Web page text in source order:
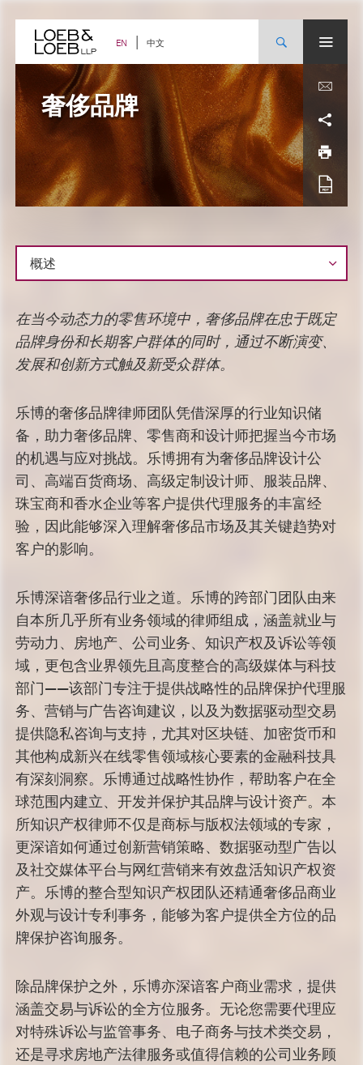
content EN 中文
奢侈品牌
概
述
在当今动态力的零售环境中，奢侈品牌在忠于既定
品牌身份和长期客户群体的同时，通过不断演变、
发展和创新方式触及新受众群体。
乐博的奢侈品牌律师团队凭借深厚的行业知识储
备，助力奢侈品牌、零售商和设计师把握当今市场
的机遇与应对挑战。乐博拥有为奢侈品牌设计公
司、高端百货商场、高级定制设计师、服装品牌、
珠宝商和香水企业等客户提供代理服务的丰富经
验，因此能够深入理解奢侈品市场及其关键趋势对
客户的影响。
乐博深谙奢侈品行业之道。乐博的跨部门团队由来
自本所几乎所有业务领域的律师组成，涵盖就业与
劳动力、房地产、公司业务、知识产权及诉讼等领
域，更包含业界领先且高度整合的高级媒体与科技
部门——该部门专注于提供战略性的品牌保护代理服
务、营销与广告咨询建议，以及为数据驱动型交易
提供隐私咨询与支持，尤其对区块链、加密货币和
其他构成新兴在线零售领域核心要素的金融科技具
有深刻洞察。乐博通过战略性协作，帮助客户在全
球范围内建立、开发并保护其品牌与设计资产。本
所知识产权律师不仅是商标与版权法领域的专家，
更深谙如何通过创新营销策略、数据驱动型广告以
及社交媒体平台与网红营销来有效盘活知识产权资
产。乐博的整合型知识产权团队还精通奢侈品商业
外观与设计专利事务，能够为客户提供全方位的品
牌保护咨询服务。
除品牌保护之外，乐博亦深谙客户商业需求，提供
涵盖交易与诉讼的全方位服务。无论您需要代理应
对特殊诉讼与监管事务、电子商务与技术类交易，
还是寻求房地产法律服务或值得信赖的公司业务顾